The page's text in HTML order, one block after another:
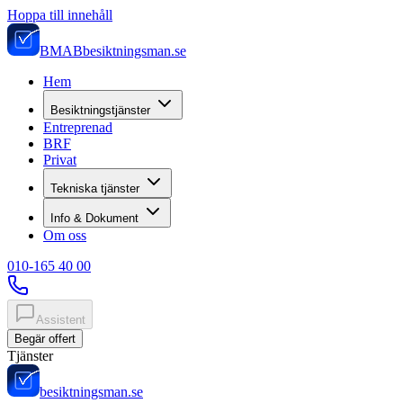
Hoppa till innehåll
BMABbesiktningsman.se
Hem
Besiktningstjänster
Entreprenad
BRF
Privat
Tekniska tjänster
Info & Dokument
Om oss
010-165 40 00
Assistent
Begär offert
Tjänster
besiktningsman.se